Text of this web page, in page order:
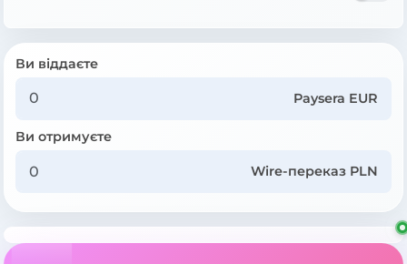
Ви віддаєте
Paysera EUR
Ви отримуєте
Wire-переказ PLN